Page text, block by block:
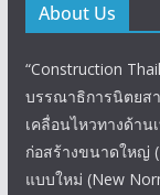
About Us
“Construction
บรรณาธิการนิตยส
เคลื่อนไหวทางด้าน
ก่อสร้างขนาดใหญ่
แบบใหม่ (New